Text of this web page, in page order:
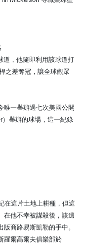
道，他隨即利用該球道打
之差奪冠，讓全球觀眾
唯一舉辦過七次美國公開
）舉辦的球場，這一紀錄
在這片土地上耕種，但這
在他不幸被謀殺後，該遺
商路易斯凱勒的手中。
羅爾高爾夫俱樂部於